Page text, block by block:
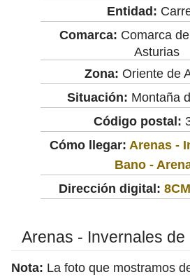
Entidad:
Comarca: Comarca
Asturias
Zona: Oriente de
Situación: Montaña
Código postal:
Cómo llegar: Arenas -
Bano -
Dirección digital:
Arenas - Invernales de
Nota: La foto que mostramos